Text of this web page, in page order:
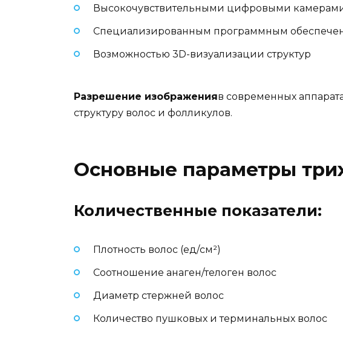
Высокочувствительными цифровыми
Специализированным программным
Возможностью 3D-визуализации структур
Разрешение изображенияв современных
структуру волос и фолликулов.
Основные параметры
Количественные показатели:
Плотность волос (ед/см²)
Соотношение анаген/телоген волос
Диаметр стержней волос
Количество пушковых и терминальных волос